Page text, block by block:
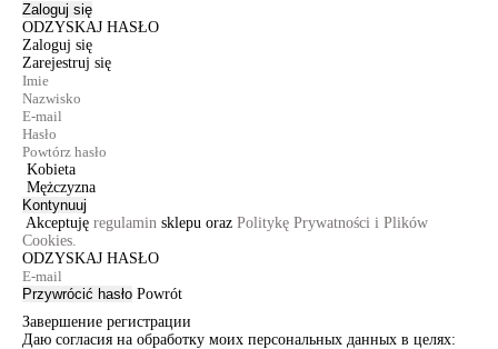
Zaloguj się
ODZYSKAJ HASŁO
Zaloguj się
Zarejestruj się
Kobieta
Mężczyzna
Kontynuuj
Akceptuję regulamin sklepu oraz Politykę Prywatności i Plików
Cookies.
ODZYSKAJ HASŁO
Przywrócić hasło Powrót
Завершение регистрации
Даю согласия на обработку моих персональных данных в целях: